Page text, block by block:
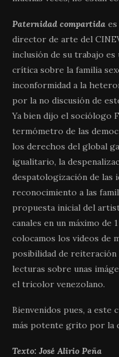
Paternidad compartida
director de arte del
inclusión de su trabajo
crítica sobre la familia
inconformidad a la
por la no discusión de
Ya bien dijo el sociólogo
termómetro de las
los derechos del global
igualitario, la
despatologización de las
reconocimiento a las
propuesta inicial del
canales en un máximo de
colocamos los videos de
posibilidad de reiteración
lecturas sobre unas
el tricolor venezolano.
Bienvenidos pues, a este
más potente grito por la
Texto: José Alirio Peña